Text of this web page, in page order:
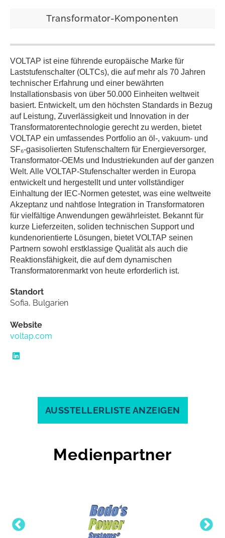
Transformator-Komponenten
VOLTAP ist eine führende europäische Marke für
Laststufenschalter (OLTCs), die auf mehr als 70 Jahren
technischer Erfahrung und einer bewährten
Installationsbasis von über 50.000 Einheiten weltweit
basiert. Entwickelt, um den höchsten Standards in Bezug
auf Leistung, Zuverlässigkeit und Innovation in der
Transformatorentechnologie gerecht zu werden, bietet
VOLTAP ein umfassendes Portfolio an öl-, vakuum- und
SF₆-gasisolierten Stufenschaltern für Energieversorger,
Transformator-OEMs und Industriekunden auf der ganzen
Welt. Alle VOLTAP-Stufenschalter werden in Europa
entwickelt und hergestellt und unter vollständiger
Einhaltung der IEC-Normen getestet, was eine weltweite
Akzeptanz und nahtlose Integration in Transformatoren
für vielfältige Anwendungen gewährleistet. Bekannt für
kurze Lieferzeiten, soliden technischen Support und
kundenorientierte Lösungen, bietet VOLTAP seinen
Partnern sowohl erstklassige Qualität als auch die
Reaktionsfähigkeit, die auf dem dynamischen
Transformatorenmarkt von heute erforderlich ist.
Standort
Sofia, Bulgarien
Website
voltap.com
AUSSTELLERLISTE ANZEIGEN
Medienpartner